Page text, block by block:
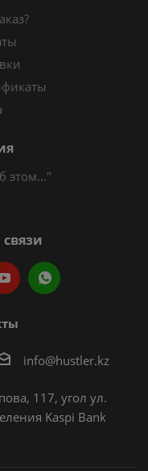
этом..."
info@hustler.kz
117, угол ул.
Kaspi Bank